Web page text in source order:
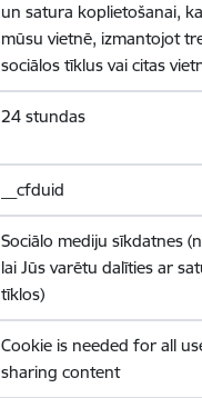
un satura koplietošanai,
mūsu vietnē, izmantojot
sociālos tīklus vai citas
24 stundas
__cfduid
Sociālo mediju sīkdatnes
lai Jūs varētu dalīties ar
tīklos)
Cookie is needed for all
sharing content